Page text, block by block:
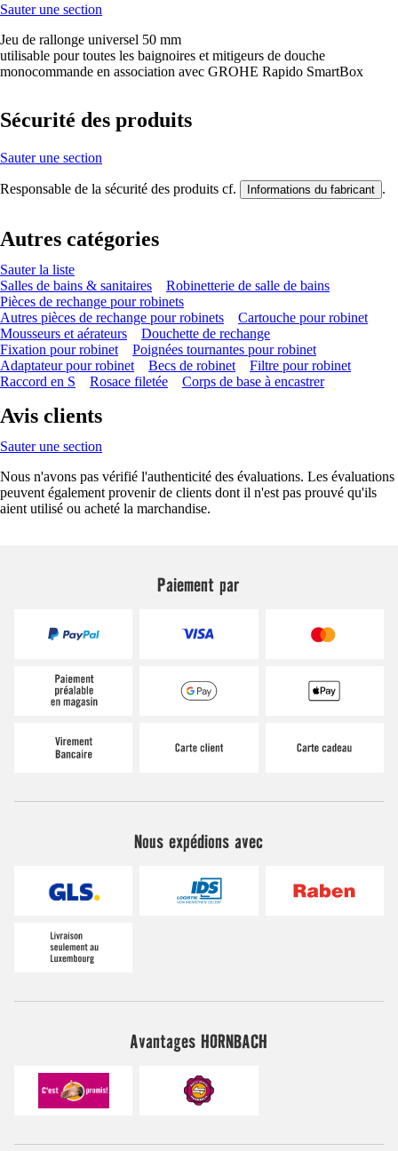
Sauter une section
Jeu de rallonge universel 50 mm
utilisable pour toutes les baignoires et mitigeurs de douche
monocommande en association avec GROHE Rapido SmartBox
Sécurité des produits
Sauter une section
Responsable de la sécurité des produits cf. Informations du fabricant .
Autres catégories
Sauter la liste
Salles de bains & sanitaires
Robinetterie de salle de bains
Pièces de rechange pour robinets
Autres pièces de rechange pour robinets
Cartouche pour robinet
Mousseurs et aérateurs
Douchette de rechange
Fixation pour robinet
Poignées tournantes pour robinet
Adaptateur pour robinet
Becs de robinet
Filtre pour robinet
Raccord en S
Rosace filetée Corps de base à encastrer
Avis clients
Sauter une section
Nous n'avons pas vérifié l'authenticité des évaluations. Les évaluations
peuvent également provenir de clients dont il n'est pas prouvé qu'ils
aient utilisé ou acheté la marchandise.
Paiement par
Nous expédions avec
Avantages HORNBACH